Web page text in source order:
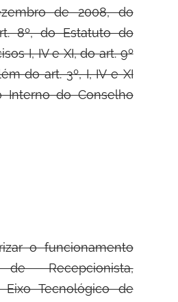
de 2008, do
8º, do Estatuto do
I, IV e XI, do art. 9º
do art. 3º, I, IV e XI
Interno do Conselho
o funcionamento
Recepcionista,
Tecnológico de